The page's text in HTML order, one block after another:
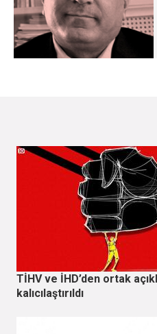
TİHV ve İHD’den ortak
kalıcılaştırıldı